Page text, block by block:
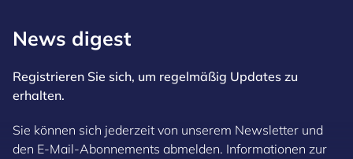
News digest
Registrieren Sie sich, um regelmäßig Updates zu
erhalten.
Sie können sich jederzeit von unserem Newsletter und
den E-Mail-Abonnements abmelden. Informationen zur